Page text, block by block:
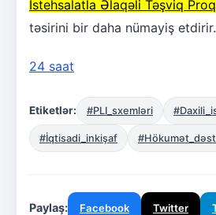
İstehsalatla Əlaqəli Təşviq
təsirini bir daha nümayiş etdirir.
24 saat
Etiketlər: #PLI_sxemləri
#İqtisadi_inkişaf
Paylaş: Facebook Twitter